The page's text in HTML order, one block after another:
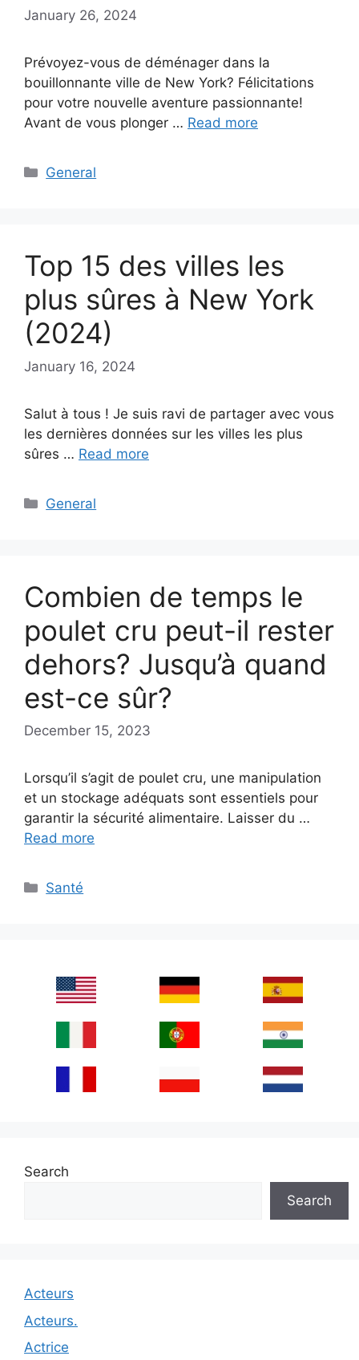
January 26, 2024
Prévoyez-vous de déménager dans la
bouillonnante ville de New York? Félicitations
pour votre nouvelle aventure passionnante!
Avant de vous plonger … Read more
Categories
General
Top 15 des villes les
plus sûres à New York
(2024)
January 16, 2024
Salut à tous ! Je suis ravi de partager avec vous
les dernières données sur les villes les plus
sûres … Read more
Categories
General
Combien de temps le
poulet cru peut-il rester
dehors? Jusqu’à quand
est-ce sûr?
December 15, 2023
Lorsqu’il s’agit de poulet cru, une manipulation
et un stockage adéquats sont essentiels pour
garantir la sécurité alimentaire. Laisser du …
Read more
Categories
Santé
Search
Search
Acteurs
Acteurs.
Actrice